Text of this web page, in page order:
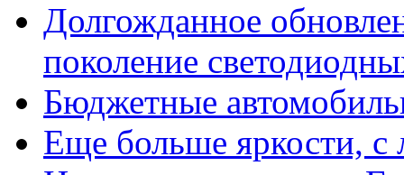
Долгожданное
поколение
Бюджетные
Еще больше яркости,